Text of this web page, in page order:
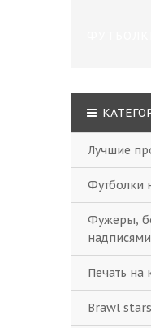
Лучшие
Футболки
Фужеры,
надписями
Печать на
Brawl